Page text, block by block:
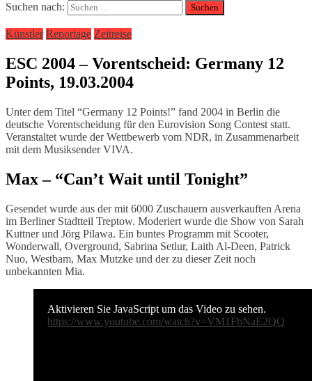
Suchen nach:
Künstler Reportage Zeitreise
ESC 2004 – Vorentscheid: Germany 12
Points, 19.03.2004
Unter dem Titel “Germany 12 Points!” fand 2004 in Berlin die
deutsche Vorentscheidung für den Eurovision Song Contest statt.
Veranstaltet wurde der Wettbewerb vom NDR, in Zusammenarbeit
mit dem Musiksender VIVA.
Max – “Can’t Wait until Tonight”
Gesendet wurde aus der mit 6000 Zuschauern ausverkauften Arena
im Berliner Stadtteil Treptow. Moderiert wurde die Show von Sarah
Kuttner und Jörg Pilawa. Ein buntes Programm mit Scooter,
Wonderwall, Overground, Sabrina Setlur, Laith Al-Deen, Patrick
Nuo, Westbam, Max Mutzke und der zu dieser Zeit noch
unbekannten Mia.
Aktivieren Sie JavaScript um das Video zu sehen.
https://www.youtube.com/watch?v=VM1FbNaE2QQ